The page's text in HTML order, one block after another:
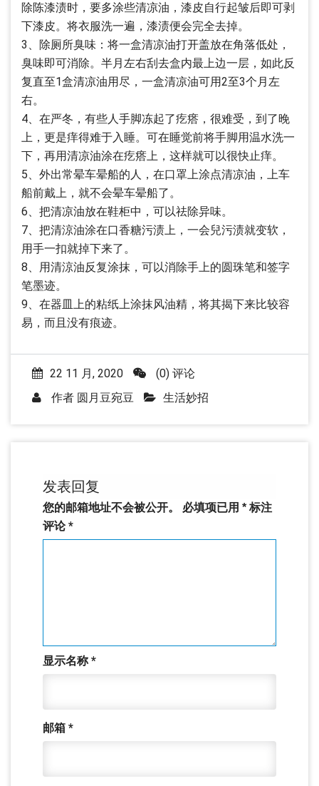
除陈漆渍时，要多涂些清凉油，漆皮自行起皱后即可剥
下漆皮。将衣服洗一遍，漆渍便会完全去掉。
3、除厕所臭味：将一盒清凉油打开盖放在角落低处，
臭味即可消除。半月左右刮去盒内最上边一层，如此反
复直至1盒清凉油用尽，一盒清凉油可用2至3个月左
右。
4、在严冬，有些人手脚冻起了疙瘩，很难受，到了晚
上，更是痒得难于入睡。可在睡觉前将手脚用温水洗一
下，再用清凉油涂在疙瘩上，这样就可以很快止痒。
5、外出常晕车晕船的人，在口罩上涂点清凉油，上车
船前戴上，就不会晕车晕船了。
6、把清凉油放在鞋柜中，可以祛除异味。
7、把清涼油涂在口香糖污渍上，一会兒污渍就变软，
用手一扣就掉下来了。
8、用清涼油反复涂抹，可以消除手上的圆珠笔和签字
笔墨迹。
9、在器皿上的粘纸上涂抹风油精，将其揭下来比较容
易，而且没有痕迹。
22 11 月, 2020
(0) 评论
作者 圆月豆宛豆 生活妙招
发表回复
您的邮箱地址不会被公开。 必填项已用 * 标注
评论*
显示名称*
邮箱 *